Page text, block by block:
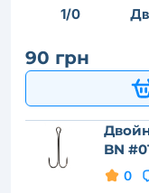
1/0
90 грн
BN
0